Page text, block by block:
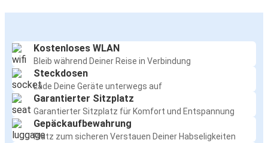
Kostenloses WLAN
Bleib während Deiner Reise in Verbindung
Steckdosen
Lade Deine Geräte unterwegs auf
Garantierter Sitzplatz
Garantierter Sitzplatz für Komfort und Entspannung
Gepäckaufbewahrung
Platz zum sicheren Verstauen Deiner Habseligkeiten